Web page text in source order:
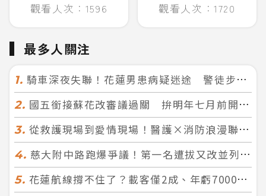
觀看人次：1596
觀看人次：1720
最多人關注
1. 騎車深夜失聯！花蓮男患病疑迷途 警徒步百米急尋救回一命
2. 國五銜接蘇花改審議過關 拚明年七月前開工！台北花蓮2小時生活圈成形
3. 從救護現場到愛情現場！醫護×消防浪漫聯誼 32人配對成功5對
4. 慈大附中路跑爆爭議！第一名遭拔又改並列 家長怒：難以接受
5. 花蓮航線撐不住了？載客僅2成、年虧7000萬 華信喊：真的快飛不下去